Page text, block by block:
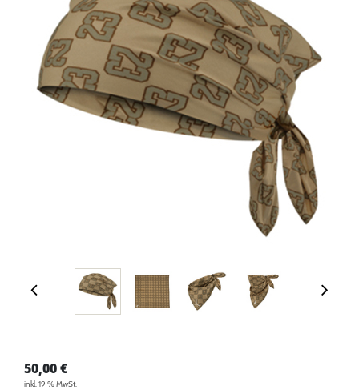
50,00€
inkl. 19 % MwSt.